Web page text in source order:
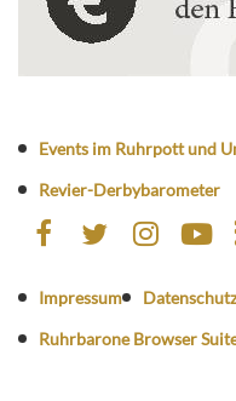
Events im Ruhrpott und
Revier-Derbybarometer
Impressum
Ruhrbarone Browser